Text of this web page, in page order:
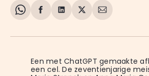
Share
WhatsApp
Delen
Facebook
Delen
LinkedIn
Share
X
Deel
E-
Een met ChatGPT gemaakte
een cel. De zeventienjarige